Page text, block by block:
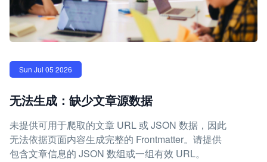
Sun Jul 05 2026
无法生成：缺少文章源数据
未提供可用于爬取的文章 URL 或 JSON 数据，因此
无法依据页面内容生成完整的 Frontmatter。请提供
包含文章信息的 JSON 数组或一组有效 URL。